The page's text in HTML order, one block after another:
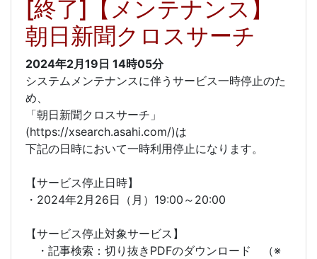
[終了]【メンテナンス】
朝日新聞クロスサーチ
2024年2月19日 14時05分
システムメンテナンスに伴うサービス一時停止のた
め、
「朝日新聞クロスサーチ」
(https://xsearch.asahi.com/)は
下記の日時において一時利用停止になります。
【サービス停止日時】
・2024年2月26日（月）19:00～20:00
【サービス停止対象サービス】
・記事検索：切り抜きPDFのダウンロード （※